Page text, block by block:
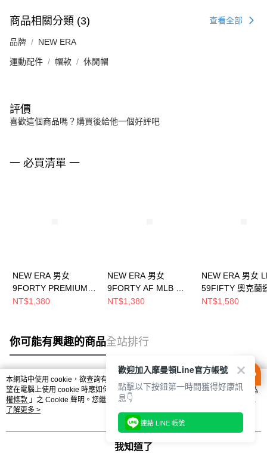
商品相關分類 (3) 查看全部
品牌 NEW ERA
運動配件 帽款 休閒帽
評價
喜歡這個商品嗎？購買後給他一個好評吧
一 必買清單 一
NEW ERA 男女
9FORTY PREMIUM
FELT OTC 奧克蘭運動
NT$1,380
NEW ERA 男女
9FORTY AF MLB 反
轉 UPSIDE DOWN 奧
NT$1,380
NEW ERA 男女
59FIFTY 奧克蘭
家 NE70360654
NT$1,580
你可能有興趣的商品全站排行
熱門標籤
本網站中使用 cookie，欲查詢有關本網站使用 cookie 方式之詳情，及若您不希
望在電腦上使用 cookie 時應如何變更電腦的 cookie 設定，請參閱本網站「
隱私
權條款 」之 Cookie 聲明。您繼續使用本網站即表示您同意本公司得按本網站使
用條款之 Cookie 聲明使用 cookie。
了解更多 >
我知道了
歡迎加入摩曼頓Line官方帳號
點擊以下按鈕第一時間獲得好康訊
息👇
連結 LINE 帳號